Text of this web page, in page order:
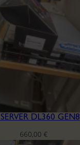
DL360 GEN8
660,00 €